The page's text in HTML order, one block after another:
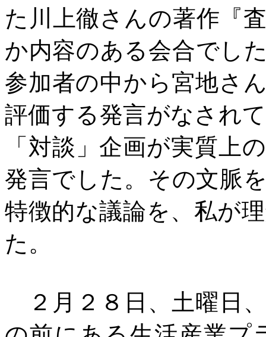
た川上徹さんの著作『
か内容のある会合でし
参加者の中から宮地さ
評価する発言がなされ
「対談」企画が実質上
発言でした。その文脈
特徴的な議論を、私が
た。
２月２８日、土曜日